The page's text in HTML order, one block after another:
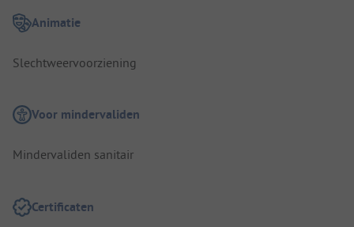
Animatie
Slechtweervoorziening
Voor mindervaliden
Mindervaliden sanitair
Certificaten